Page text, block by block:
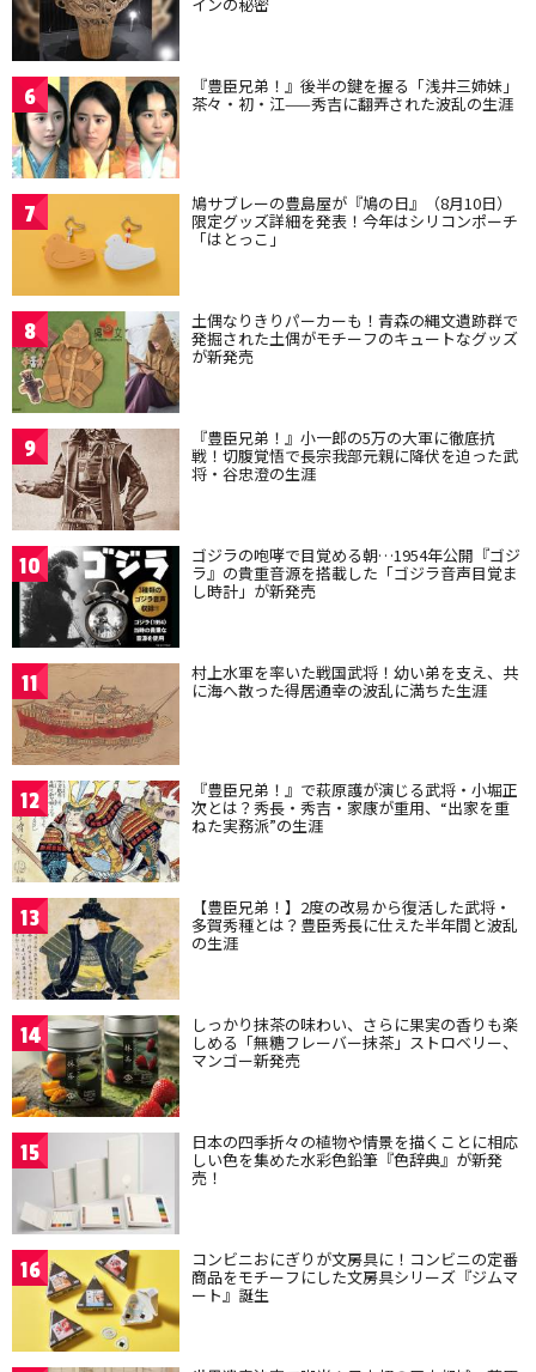
インの秘密
6 『豊臣兄弟！』後半の鍵を握る「浅井三姉妹」
茶々・初・江——秀吉に翻弄された波乱の生涯
7 鳩サブレーの豊島屋が『鳩の日』（8月10日）
限定グッズ詳細を発表！今年はシリコンポーチ
「はとっこ」
8 土偶なりきりパーカーも！青森の縄文遺跡群で
発掘された土偶がモチーフのキュートなグッズ
が新発売
9 『豊臣兄弟！』小一郎の5万の大軍に徹底抗
戦！切腹覚悟で長宗我部元親に降伏を迫った武
将・谷忠澄の生涯
10 ゴジラの咆哮で目覚める朝…1954年公開『ゴジ
ラ』の貴重音源を搭載した「ゴジラ音声目覚ま
し時計」が新発売
11 村上水軍を率いた戦国武将！幼い弟を支え、共
に海へ散った得居通幸の波乱に満ちた生涯
12 『豊臣兄弟！』で萩原護が演じる武将・小堀正
次とは？秀長・秀吉・家康が重用、“出家を重
ねた実務派”の生涯
13 【豊臣兄弟！】2度の改易から復活した武将・
多賀秀種とは？豊臣秀長に仕えた半年間と波乱
の生涯
14 しっかり抹茶の味わい、さらに果実の香りも楽
しめる「無糖フレーバー抹茶」ストロベリー、
マンゴー新発売
15 日本の四季折々の植物や情景を描くことに相応
しい色を集めた水彩色鉛筆『色辞典』が新発
売！
16 コンビニおにぎりが文房具に！コンビニの定番
商品をモチーフにした文房具シリーズ『ジムマ
ート』誕生